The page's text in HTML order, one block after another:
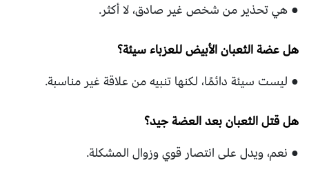
● هي تحذير من شخص غير صادق، لا أكثر.
هل عضة الثعبان الأبيض للعزباء سيئة؟
● ليست سيئة دائمًا، لكنها تنبيه من علاقة غير مناسبة.
هل قتل الثعبان بعد العضة جيد؟
● نعم، ويدل على انتصار قوي وزوال المشكلة.